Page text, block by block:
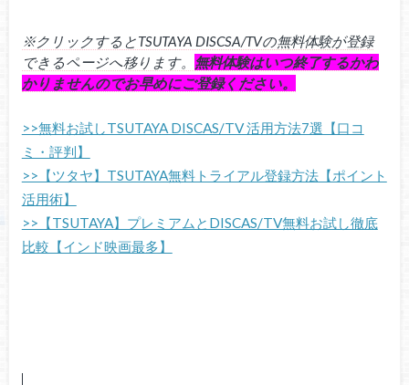
※クリックするとTSUTAYA DISCSA/TVの無料体験が登録
できるページへ移ります。 無料体験はいつ終了するかわ
かりませんのでお早めにご登録ください。
>>無料お試しTSUTAYA DISCAS/TV 活用方法7選【口コ
ミ・評判】
>>【ツタヤ】TSUTAYA無料トライアル登録方法【ポイント
活用術】
>>【TSUTAYA】プレミアムとDISCAS/TV無料お試し徹底
比較【インド映画最多】